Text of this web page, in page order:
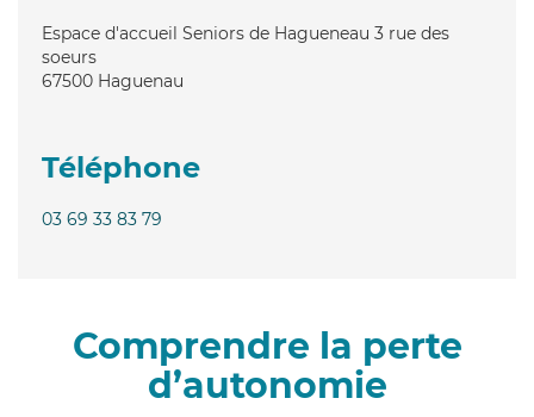
Espace d'accueil Seniors de Hagueneau 3 rue des
soeurs
67500 Haguenau
Téléphone
03 69 33 83 79
Comprendre la perte
d’autonomie